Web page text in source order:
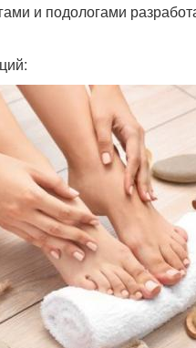
и подологами